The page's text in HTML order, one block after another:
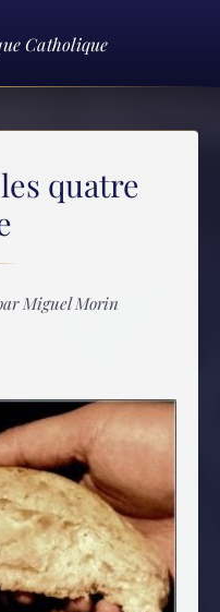
Catholique
quatre
Miguel Morin